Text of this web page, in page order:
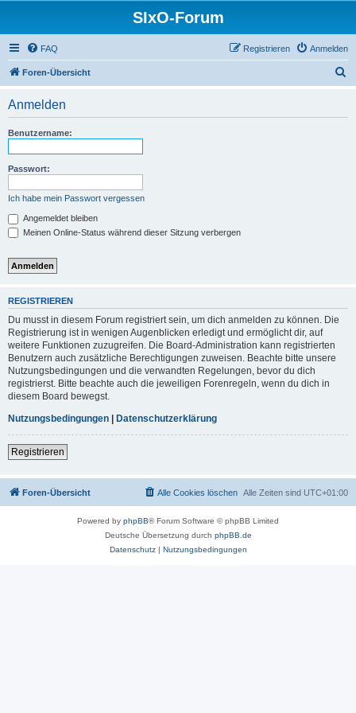
SIxO-Forum
FAQ Anmelden
Registrieren
Foren-Übersicht
Anmelden
Benutzername:
Passwort:
Ich habe mein Passwort vergessen
Angemeldet bleiben
Meinen Online-Status während dieser Sitzung verbergen
REGISTRIEREN
Du musst in diesem Forum registriert sein, um dich anmelden zu können. Die
Registrierung ist in wenigen Augenblicken erledigt und ermöglicht dir, auf
weitere Funktionen zuzugreifen. Die Board-Administration kann registrierten
Benutzern auch zusätzliche Berechtigungen zuweisen. Beachte bitte unsere
Nutzungsbedingungen und die verwandten Regelungen, bevor du dich
registrierst. Bitte beachte auch die jeweiligen Forenregeln, wenn du dich in
diesem Board bewegst.
Nutzungsbedingungen | Datenschutzerklärung
Registrieren
Foren-Übersicht Alle Zeiten sind UTC+01:00
Alle Cookies löschen
Powered by phpBB® Forum Software © phpBB Limited
Deutsche Übersetzung durch phpBB.de
Datenschutz| Nutzungsbedingungen